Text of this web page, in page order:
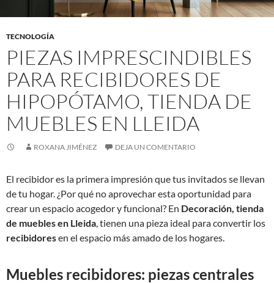
TECNOLOGÍA
PIEZAS IMPRESCINDIBLES
PARA RECIBIDORES DE
HIPOPÓTAMO, TIENDA DE
MUEBLES EN LLEIDA
ROXANA JIMÉNEZ DEJA UN COMENTARIO
El recibidor es la primera impresión que tus invitados se llevan
de tu hogar. ¿Por qué no aprovechar esta oportunidad para
crear un espacio acogedor y funcional? En Decoración, tienda
de muebles en Lleida, tienen una pieza ideal para convertir los
recibidoresen el espacio más amado de los hogares.
Muebles recibidores: piezas centrales